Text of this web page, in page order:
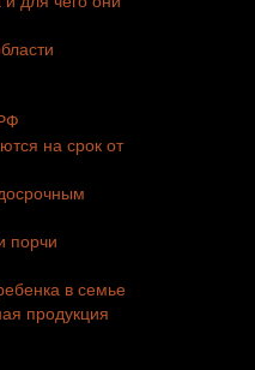
на срок от
порчи
в семье
продукция